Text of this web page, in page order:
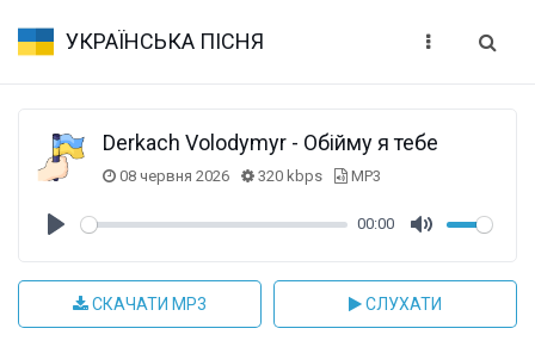
УКРАЇНСЬКА ПІСНЯ
Derkach Volodymyr - Обійму я тебе
08 червня 2026 320 kbps MP3
00:00
СКАЧАТИ MP3 СЛУХАТИ